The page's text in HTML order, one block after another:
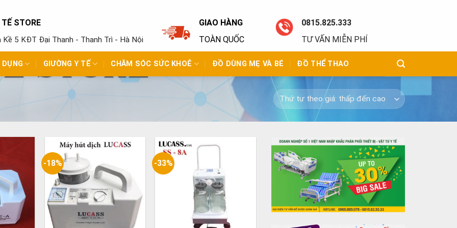
STORE
Kề 5 KĐT Đại Thanh - Thanh Trì - Hà Nội
GIAO HÀNG
TOÀN QUỐC
0815.825.333
TƯ VẤN MIỄN PHÍ
GIƯỜNG Y TẾ CHĂM SÓC SỨC KHOẺ ĐỒ DÙNG MẸ VÀ BÉ ĐỒ THỂ THAO
-18% -33%